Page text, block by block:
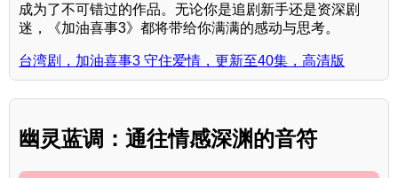
成为了不可错过的作品。无论你是追剧新手还是资深剧
迷，《加油喜事3》都将带给你满满的感动与思考。
台湾剧，加油喜事3 守住爱情，更新至40集，高清版
幽灵蓝调：通往情感深渊的音符